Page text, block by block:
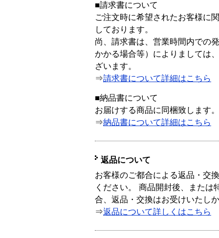
■請求書について
ご注文時に希望されたお客様に
しております。
尚、請求書は、営業時間内での
かかる場合等）によりましては
ざいます。
⇒請求書について詳細はこちら
■納品書について
お届けする商品に同梱致します。
⇒納品書について詳細はこちら
返品について
お客様のご都合による返品・交
ください。 商品開封後、または
合、返品・交換はお受けいたし
⇒返品について詳しくはこちら